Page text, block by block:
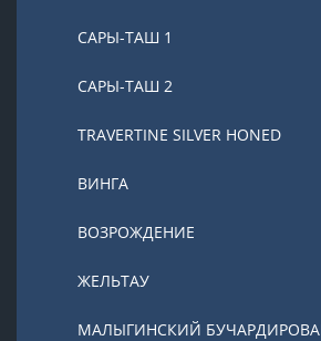
САРЫ-ТАШ 1
САРЫ-ТАШ 2
TRAVERTINE SILVER HONED
ВИНГА
ВОЗРОЖДЕНИЕ
ЖЕЛЬТАУ
МАЛЫГИНСКИЙ